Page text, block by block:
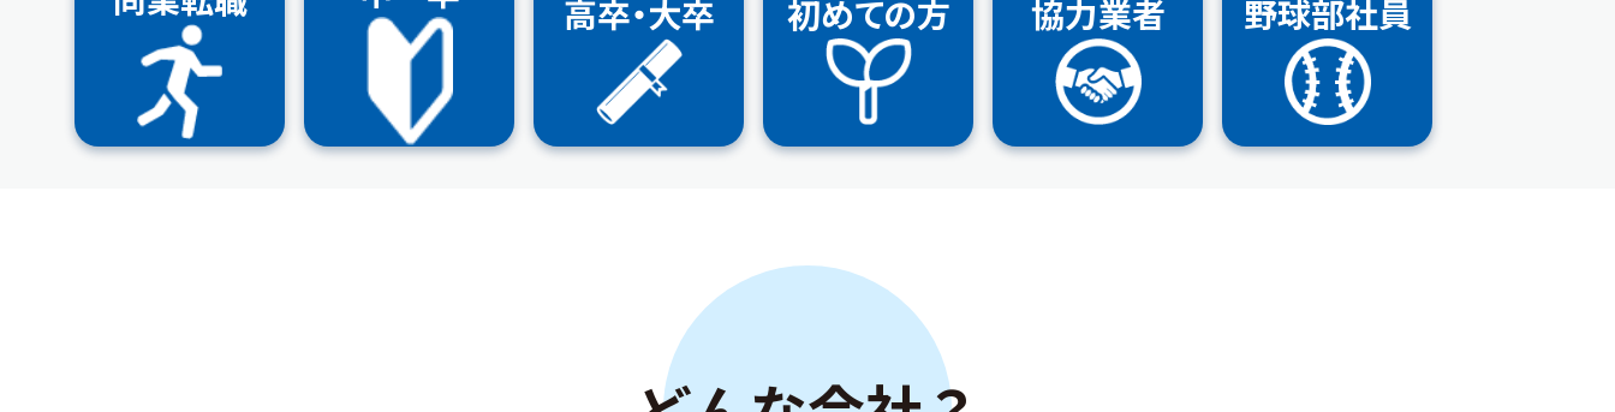
高卒・大卒 初めての方 協力業者 野球部社員